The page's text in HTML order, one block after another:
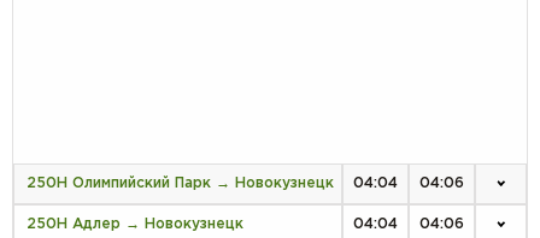
250Н Олимпийский Парк → Новокузнецк 04:04 04:06
250Н Адлер → Новокузнецк 04:04 04:06